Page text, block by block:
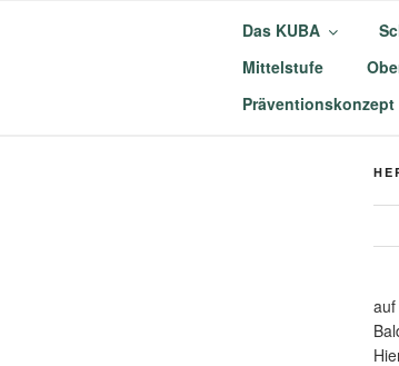
Das KUBA
Mittelstufe
Präventionskonzept